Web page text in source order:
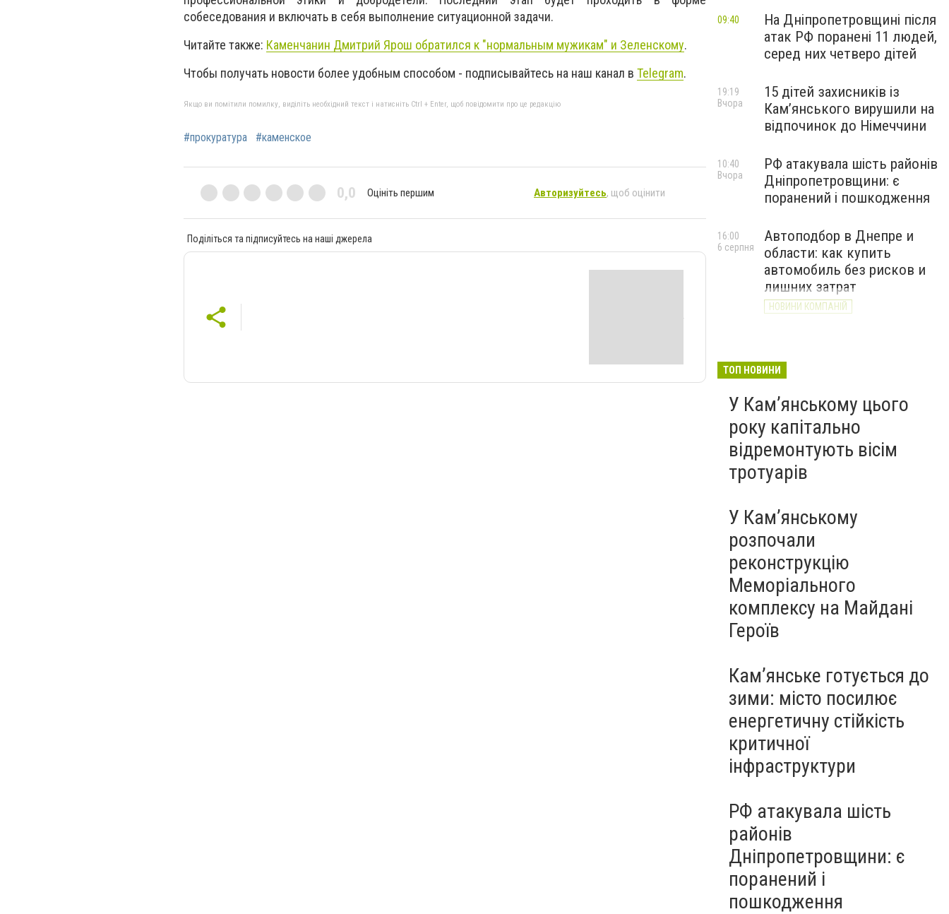
собеседования и включать в себя выполнение ситуационной задачи.
Читайте также: Каменчанин Дмитрий Ярош обратился к "нормальным мужикам" и Зеленскому.
Чтобы получать новости более удобным способом - подписывайтесь на наш канал в Telegram.
Якщо ви помітили помилку, виділіть необхідний текст і натисніть Ctrl + Enter, щоб повідомити про це редакцію
#прокуратура #каменское
0,0 Оцініть першим Авторизуйтесь, щоб оцінити
Поділіться та підписуйтесь на наші джерела
На Дніпропетровщині після
атак РФ поранені 11 людей,
серед них четверо дітей
09:40
15 дітей захисників із
Кам’янського вирушили на
відпочинок до Німеччини
19:19
Вчора
РФ атакувала шість районів
Дніпропетровщини: є
поранений і пошкодження
10:40
Вчора
Автоподбор в Днепре и
области: как купить
автомобиль без рисков и
лишних затрат
НОВИНИ КОМПАНІЙ
16:00
6 серпня
ТОП НОВИНИ
У Кам’янському цього
року капітально
відремонтують вісім
тротуарів
У Кам’янському
розпочали
реконструкцію
Меморіального
комплексу на Майдані
Героїв
Кам’янське готується до
зими: місто посилює
енергетичну стійкість
критичної
інфраструктури
РФ атакувала шість
районів
Дніпропетровщини: є
поранений і
пошкодження